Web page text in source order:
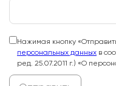
Нажимая кнопку
персональных данных в
ред. 25.07.2011 г.) «О